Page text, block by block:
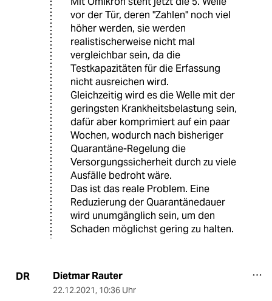
vor der Tür, deren "Zahlen" noch viel
höher werden, sie werden
realistischerweise nicht mal
vergleichbar sein, da die
Testkapazitäten für die Erfassung
nicht ausreichen wird.
Gleichzeitig wird es die Welle mit der
geringsten Krankheitsbelastung sein,
dafür aber komprimiert auf ein paar
Wochen, wodurch nach bisheriger
Quarantäne-Regelung die
Versorgungssicherheit durch zu viele
Ausfälle bedroht wäre.
Das ist das reale Problem. Eine
Reduzierung der Quarantänedauer
wird unumgänglich sein, um den
Schaden möglichst gering zu halten.
DR Dietmar Rauter
22.12.2021, 10:36 Uhr